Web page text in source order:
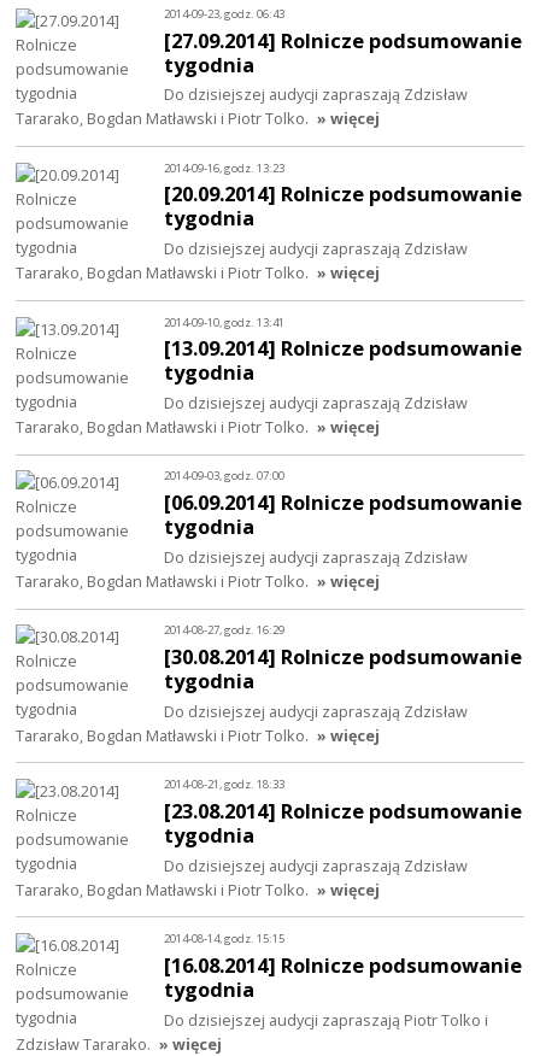
2014-09-23, godz. 06:43
[27.09.2014] Rolnicze podsumowanie
tygodnia
Do dzisiejszej audycji zapraszają Zdzisław
Tararako, Bogdan Matławski i Piotr Tolko. » więcej
2014-09-16, godz. 13:23
[20.09.2014] Rolnicze podsumowanie
tygodnia
Do dzisiejszej audycji zapraszają Zdzisław
Tararako, Bogdan Matławski i Piotr Tolko. » więcej
2014-09-10, godz. 13:41
[13.09.2014] Rolnicze podsumowanie
tygodnia
Do dzisiejszej audycji zapraszają Zdzisław
Tararako, Bogdan Matławski i Piotr Tolko. » więcej
2014-09-03, godz. 07:00
[06.09.2014] Rolnicze podsumowanie
tygodnia
Do dzisiejszej audycji zapraszają Zdzisław
Tararako, Bogdan Matławski i Piotr Tolko. » więcej
2014-08-27, godz. 16:29
[30.08.2014] Rolnicze podsumowanie
tygodnia
Do dzisiejszej audycji zapraszają Zdzisław
Tararako, Bogdan Matławski i Piotr Tolko. » więcej
2014-08-21, godz. 18:33
[23.08.2014] Rolnicze podsumowanie
tygodnia
Do dzisiejszej audycji zapraszają Zdzisław
Tararako, Bogdan Matławski i Piotr Tolko. » więcej
2014-08-14, godz. 15:15
[16.08.2014] Rolnicze podsumowanie
tygodnia
Do dzisiejszej audycji zapraszają Piotr Tolko i
Zdzisław Tararako. » więcej